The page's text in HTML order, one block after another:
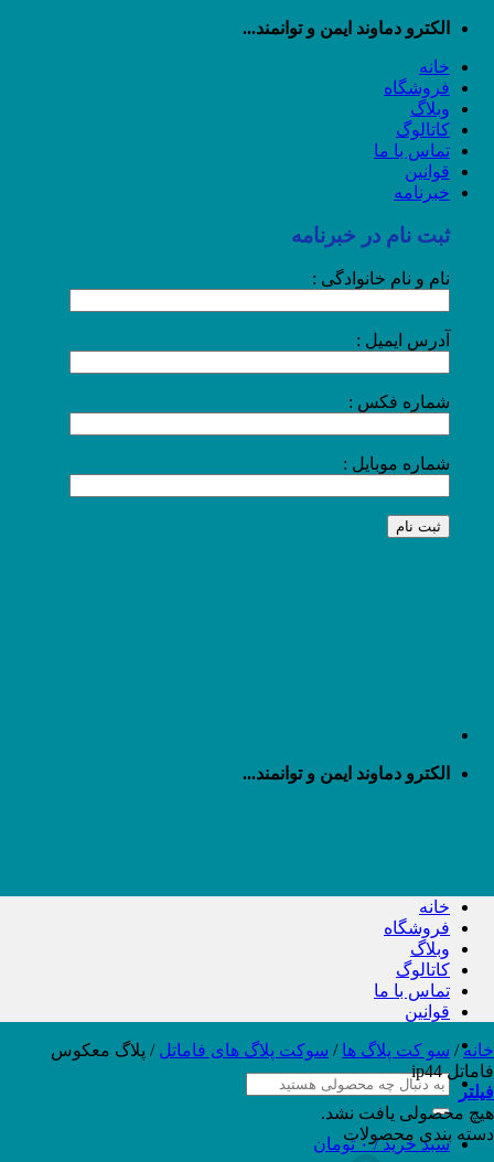
پرش
محتوا
الکترو دماوند ایمن و توانمند...
خانه
فروشگاه
وبلاگ
کاتالوگ
تماس با ما
قوانین
خبرنامه
ثبت نام در خبرنامه
نام و نام خانوادگی :
آدرس ایمیل :
شماره فکس :
شماره موبایل :
الکترو دماوند ایمن و توانمند...
جستجو
برای:
سبد خرید /۰ تومان
خانه
فروشگاه
وبلاگ
کاتالوگ
تماس با ما
قوانین
خانه / سو کت پلاگ ها / سوکت پلاگ های فاماتل / پلاگ معکوس
فاماتل ip44
فیلتر
هیچ محصولی یافت نشد.
دسته بندی محصولات